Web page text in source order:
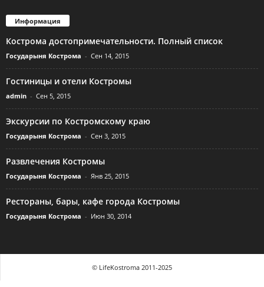
Информация
Кострома достопримечательности. Полный список
Государыня Кострома - Сен 14, 2015
Гостиницы и отели Костромы
admin - Сен 5, 2015
Экскурсии по Костромскому краю
Государыня Кострома - Сен 3, 2015
Развлечения Костромы
Государыня Кострома - Янв 25, 2015
Рестораны, бары, кафе города Костромы
Государыня Кострома - Июн 30, 2014
© LifeKostroma 2011-2025